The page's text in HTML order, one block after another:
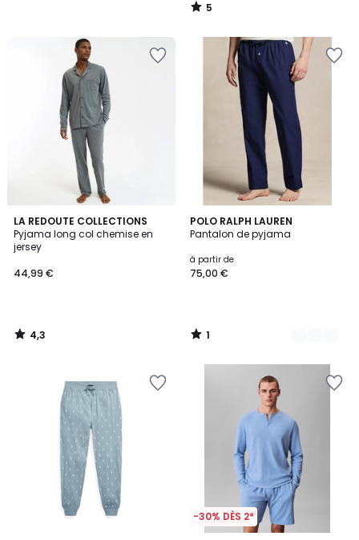
5
/
LA REDOUTE COLLECTIONS
Pyjama long col chemise en
jersey
44,99 €
4,3
/ 5
4,3
/
POLO RALPH LAUREN
Pantalon de pyjama
à partir de
75,00 €
1
/
3
Couleurs
1
/
-30% DÈS 2*